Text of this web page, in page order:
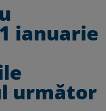
ianuarie
următor